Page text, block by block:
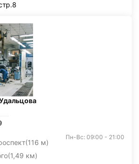
(116 м)
(1,49 км)
Пн-Вс: 09:00 - 21:00